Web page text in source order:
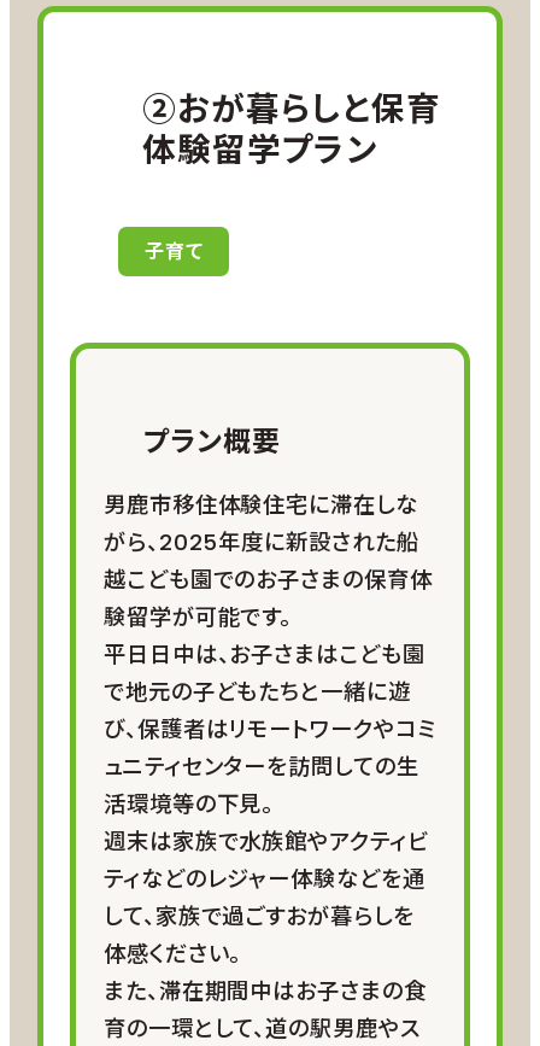
SKY コイン
用の方は こちらをご確認ください。
男鹿市移住体験住宅使用料（2泊3
日分）
はありません。ご自身での持ち込み
の依頼（一人当たり2,750円/2泊）
が必要です。
※そのほか滞在期間中の移動費や飲食
代、行程に応じた体験料等は参加者の
自己負担です。
宿泊
男鹿市移住体験住宅（男鹿駅から
徒歩10分）
お客様ご自身で手配
※プランへの参加決定後、市の担
当職員から日程の確認・調整や事
務手続きの案内について連絡しま
す。
②おが暮らしと保育
体験留学プラン
子育て
プラン概要
男鹿市移住体験住宅に滞在しな
がら、2025年度に新設された船
越こども園でのお子さまの保育体
験留学が可能です。
平日日中は、お子さまはこども園
で地元の子どもたちと一緒に遊
び、保護者はリモートワークやコミ
ュニティセンターを訪問しての生
活環境等の下見。
週末は家族で水族館やアクティビ
ティなどのレジャー体験などを通
して、家族で過ごすおが暮らしを
体感ください。
また、滞在期間中はお子さまの食
育の一環として、道の駅男鹿やス